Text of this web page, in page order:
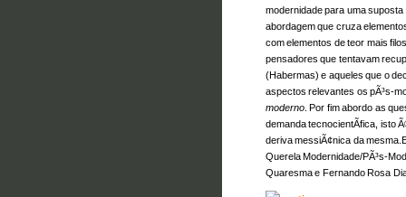
modernidade para uma
abordagem que cruza
com elementos de teor mais
pensadores que tentavam
(Habermas) e aqueles que o
aspectos relevantes os pÃ³s-
moderno . Por fim abordo as
demanda tecnocientÃ­fica, isto
deriva messiÃ¢nica da
Querela Modernidade/PÃ³s-
Quaresma e Fernando Rosa